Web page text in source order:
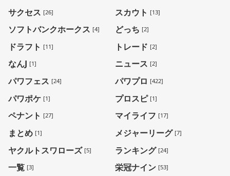
サクセス [26] スカウト [13]
ソフトバンクホークス [4] どっち [2]
ドラフト [11] トレード [2]
なんJ [1] ニュース [2]
パワフェス [24] パワプロ [422]
パワポケ [1] プロスピ [1]
ペナント [27] マイライフ [17]
まとめ [1] メジャーリーグ [7]
ヤクルトスワローズ [5] ランキング [24]
一覧 [3] 栄冠ナイン [53]